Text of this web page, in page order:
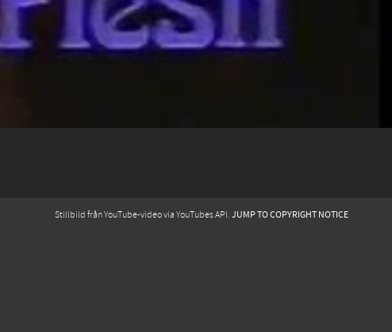
Stillbild från YouTube-video via YouTubes API. JUMP TO COPYRIGHT NOTICE